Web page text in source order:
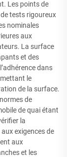
Les points de
tests rigoureux
nominales
aux
La surface
et des
dans
le
de la surface.
de
de quai étant
la
exigences de
aux
et les